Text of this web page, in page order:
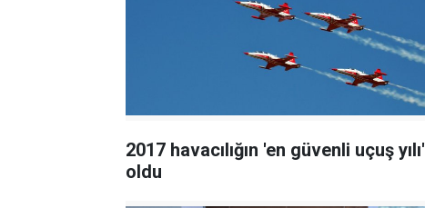
2017 havacılığın 'en güvenli uçuş yılı'
oldu